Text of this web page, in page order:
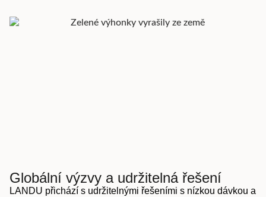
Globální výzvy a udržitelná řešení
LANDU přichází s udržitelnými řešeními s nízkou dávkou a